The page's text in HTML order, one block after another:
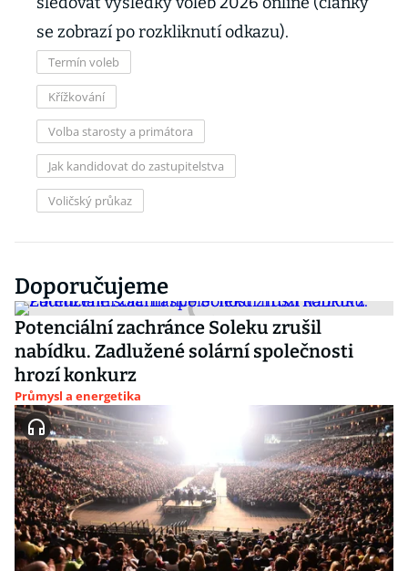
se zobrazí po rozkliknutí odkazu).
Termín voleb
Křížkování
Volba starosty a primátora
Jak kandidovat do zastupitelstva
Voličský průkaz
Doporučujeme
Potenciální zachránce Soleku zrušil
nabídku. Zadlužené solární společnosti
hrozí konkurz
Průmysl a energetika